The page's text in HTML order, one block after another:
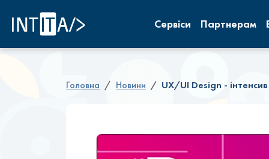
Сервіси Партнерам
Головна Новини UX/UI Design -